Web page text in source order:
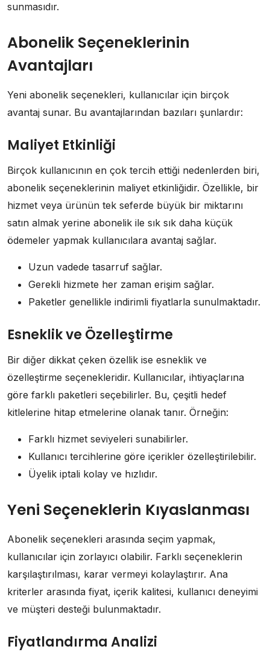
sunmasıdır.
Abonelik Seçeneklerinin
Avantajları
Yeni abonelik seçenekleri, kullanıcılar için birçok
avantaj sunar. Bu avantajlarından bazıları şunlardır:
Maliyet Etkinliği
Birçok kullanıcının en çok tercih ettiği nedenlerden biri,
abonelik seçeneklerinin maliyet etkinliğidir. Özellikle, bir
hizmet veya ürünün tek seferde büyük bir miktarını
satın almak yerine abonelik ile sık sık daha küçük
ödemeler yapmak kullanıcılara avantaj sağlar.
Uzun vadede tasarruf sağlar.
Gerekli hizmete her zaman erişim sağlar.
Paketler genellikle indirimli fiyatlarla sunulmaktadır.
Esneklik ve Özelleştirme
Bir diğer dikkat çeken özellik ise esneklik ve
özelleştirme seçenekleridir. Kullanıcılar, ihtiyaçlarına
göre farklı paketleri seçebilirler. Bu, çeşitli hedef
kitlelerine hitap etmelerine olanak tanır. Örneğin:
Farklı hizmet seviyeleri sunabilirler.
Kullanıcı tercihlerine göre içerikler özelleştirilebilir.
Üyelik iptali kolay ve hızlıdır.
Yeni Seçeneklerin Kıyaslanması
Abonelik seçenekleri arasında seçim yapmak,
kullanıcılar için zorlayıcı olabilir. Farklı seçeneklerin
karşılaştırılması, karar vermeyi kolaylaştırır. Ana
kriterler arasında fiyat, içerik kalitesi, kullanıcı deneyimi
ve müşteri desteği bulunmaktadır.
Fiyatlandırma Analizi